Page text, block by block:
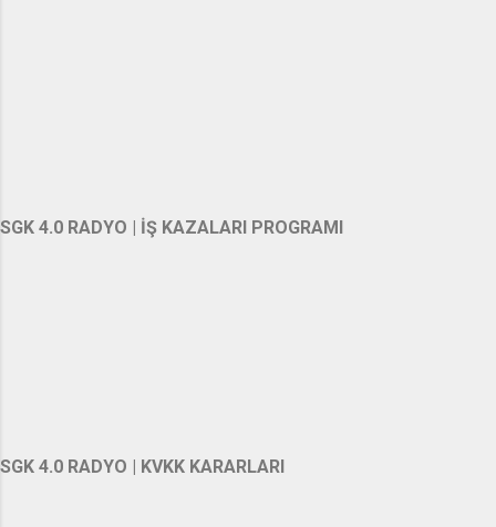
SGK 4.0 RADYO | İŞ KAZALARI PROGRAMI
SGK 4.0 RADYO | KVKK KARARLARI